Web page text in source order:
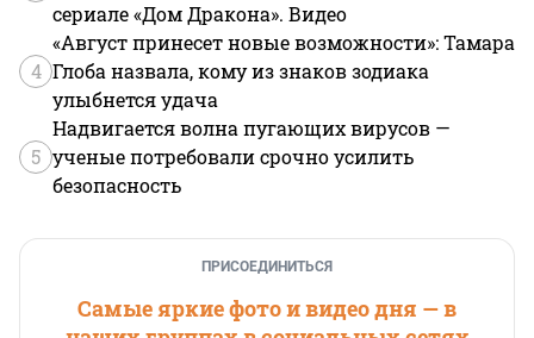
сериале «Дом Дракона». Видео
4
«Август принесет новые возможности»: Тамара
Глоба назвала, кому из знаков зодиака
улыбнется удача
5
Надвигается волна пугающих вирусов —
ученые потребовали срочно усилить
безопасность
ПРИСОЕДИНИТЬСЯ
Самые яркие фото и видео дня — в